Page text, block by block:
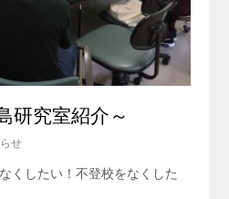
究室紹介～
せ
くしたい！不登校をなくした